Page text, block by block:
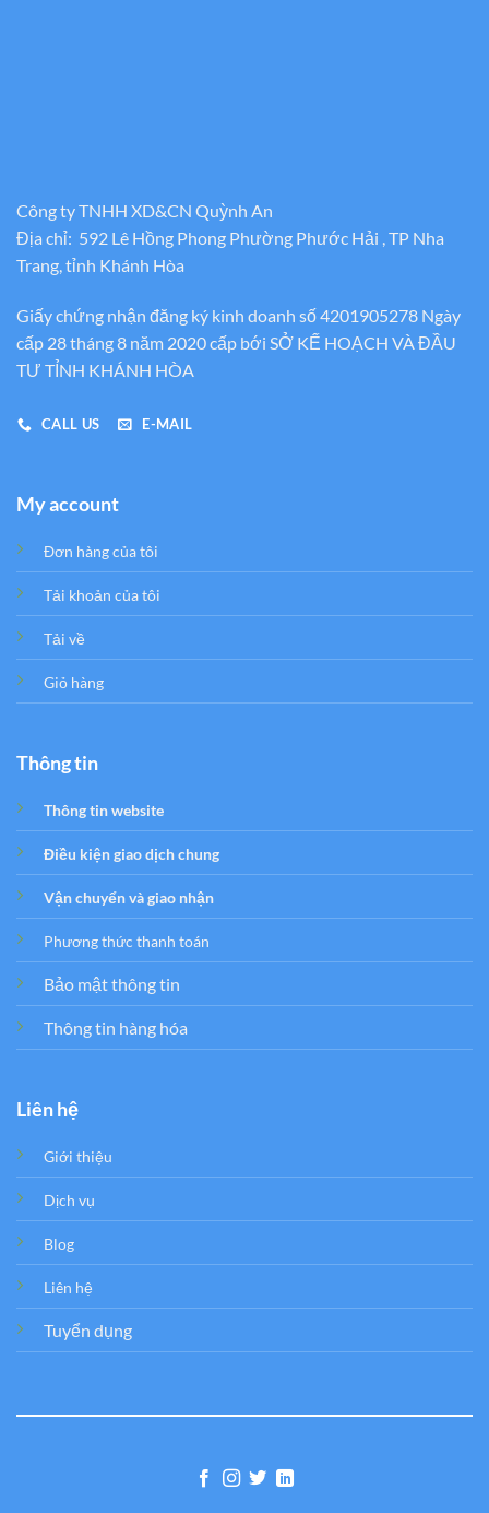
Công ty TNHH XD&CN Quỳnh An
Địa chỉ: 592 Lê Hồng Phong Phường Phước Hải , TP Nha
Trang, tỉnh Khánh Hòa
Giấy chứng nhận đăng ký kinh doanh số 4201905278 Ngày
cấp 28 tháng 8 năm 2020 cấp bới SỞ KẾ HOẠCH VÀ ĐẦU
TƯ TỈNH KHÁNH HÒA
CALL US E-MAIL
My account
Đơn hàng của tôi
Tải khoản của tôi
Tải về
Giỏ hàng
Thông tin
Thông tin website
Điều kiện giao dịch chung
Vận chuyển và giao nhận
Phương thức thanh toán
Bảo mật thông tin
Thông tin hàng hóa
Liên hệ
Giới thiệu
Dịch vụ
Blog
Liên hệ
Tuyển dụng